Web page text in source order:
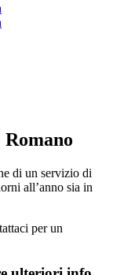
di un servizio di
all’anno sia in